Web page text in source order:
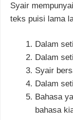
Syair
teks puisi lama
Dalam
Dalam
Syair
Dalam
Bahasa
bahasa